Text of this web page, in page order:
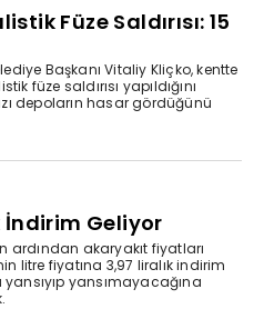
Füze Saldırısı: 15
Başkanı Vitaliy Kliçko, kentte
füze saldırısı yapıldığını
depoların hasar gördüğünü
İndirim Geliyor
ardından akaryakıt fiyatları
litre fiyatına 3,97 liralık indirim
yansımayacağına